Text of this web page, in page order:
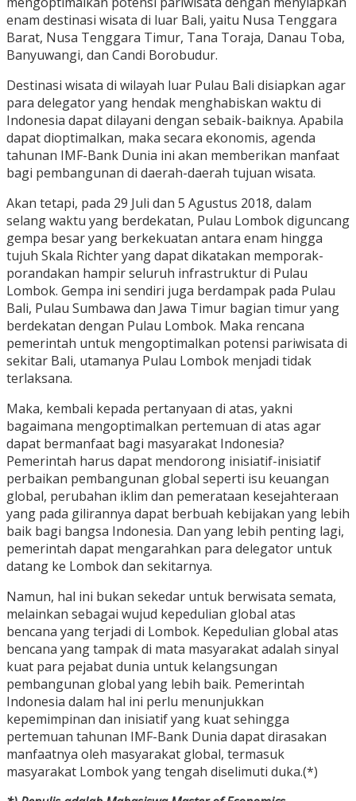
enam destinasi wisata di luar Bali, yaitu Nusa Tenggara
Barat, Nusa Tenggara Timur, Tana Toraja, Danau Toba,
Banyuwangi, dan Candi Borobudur.
Destinasi wisata di wilayah luar Pulau Bali disiapkan agar
para delegator yang hendak menghabiskan waktu di
Indonesia dapat dilayani dengan sebaik-baiknya. Apabila
dapat dioptimalkan, maka secara ekonomis, agenda
tahunan IMF-Bank Dunia ini akan memberikan manfaat
bagi pembangunan di daerah-daerah tujuan wisata.
Akan tetapi, pada 29 Juli dan 5 Agustus 2018, dalam
selang waktu yang berdekatan, Pulau Lombok diguncang
gempa besar yang berkekuatan antara enam hingga
tujuh Skala Richter yang dapat dikatakan memporak-
porandakan hampir seluruh infrastruktur di Pulau
Lombok. Gempa ini sendiri juga berdampak pada Pulau
Bali, Pulau Sumbawa dan Jawa Timur bagian timur yang
berdekatan dengan Pulau Lombok. Maka rencana
pemerintah untuk mengoptimalkan potensi pariwisata di
sekitar Bali, utamanya Pulau Lombok menjadi tidak
terlaksana.
Maka, kembali kepada pertanyaan di atas, yakni
bagaimana mengoptimalkan pertemuan di atas agar
dapat bermanfaat bagi masyarakat Indonesia?
Pemerintah harus dapat mendorong inisiatif-inisiatif
perbaikan pembangunan global seperti isu keuangan
global, perubahan iklim dan pemerataan kesejahteraan
yang pada gilirannya dapat berbuah kebijakan yang lebih
baik bagi bangsa Indonesia. Dan yang lebih penting lagi,
pemerintah dapat mengarahkan para delegator untuk
datang ke Lombok dan sekitarnya.
Namun, hal ini bukan sekedar untuk berwisata semata,
melainkan sebagai wujud kepedulian global atas
bencana yang terjadi di Lombok. Kepedulian global atas
bencana yang tampak di mata masyarakat adalah sinyal
kuat para pejabat dunia untuk kelangsungan
pembangunan global yang lebih baik. Pemerintah
Indonesia dalam hal ini perlu menunjukkan
kepemimpinan dan inisiatif yang kuat sehingga
pertemuan tahunan IMF-Bank Dunia dapat dirasakan
manfaatnya oleh masyarakat global, termasuk
masyarakat Lombok yang tengah diselimuti duka.(*)